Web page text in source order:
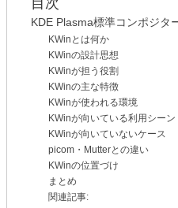
KDE Plasma標準コンポジタ
KWinとは何か
KWinの設計思想
KWinが担う役割
KWinの主な特徴
KWinが使われる環境
KWinが向いている利用シーン
KWinが向いていないケース
picom・Mutterとの違い
KWinの位置づけ
まとめ
関連記事: